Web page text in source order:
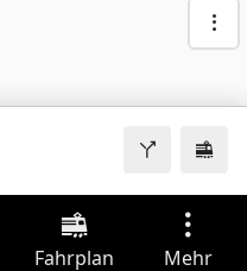
Fahrplan Mehr